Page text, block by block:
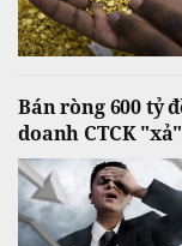
Bán ròng 600 tỷ
doanh CTCK